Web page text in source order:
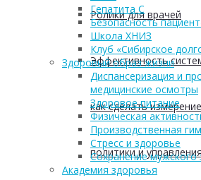
Ролики для врачей
Эффективность
как сделать
политики и
Гепатита С
Безопасность
Школа ХНИЗ
Клуб «Сибирское
Здоровый образ жизни
Диспансеризация и
медицинские осмотры
Здоровое питание
Физическая
Производственная
Стресс и здоровье
Сохранение мужского
Академия здоровья